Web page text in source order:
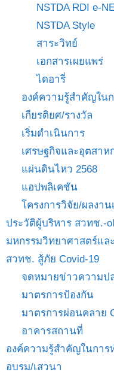
NSTDA RDI e-
NSTDA Style
สาระวิทย์
เอกสารเผยแพร่
ไดอารี่
องค์ความรู้สำคัญใน
เกียรติยศ/รางวัล
เริ่มดำเนินการ
เศรษฐกิจและอุตสาห
แผ่นดินไหว 2568
แอปพลิเคชัน
โครงการวิจัย/ผลงา
ประวัติผู้บริหาร สวทช.-
มหกรรมวิทยาศาสตร์แล
สวทช. สู้ภัย Covid-19
จดหมายข่าวความป
มาตรการป้องกัน
มาตรการผ่อนคลาย
อาคารสถานที่
องค์ความรู้สำคัญในกา
อบรม/เสวนา